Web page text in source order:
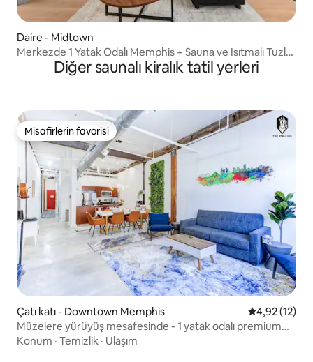
Daire - Midtown
Merkezde 1 Yatak Odalı Memphis + Sauna ve Isıtmalı Tuzlu
Su HavuzuDiğer saunalı kiralık tatil yerleri
Misafirlerin favorisi
Misafirlerin favorisi
Çatı katı - Downtown Memphis 5 üzerinden
4,92 (12)
Müzelere yürüyüş mesafesinde - 1 yatak odalı premium
güvenli çatı katı, otoparklı
Konum · Temizlik · Ulaşım